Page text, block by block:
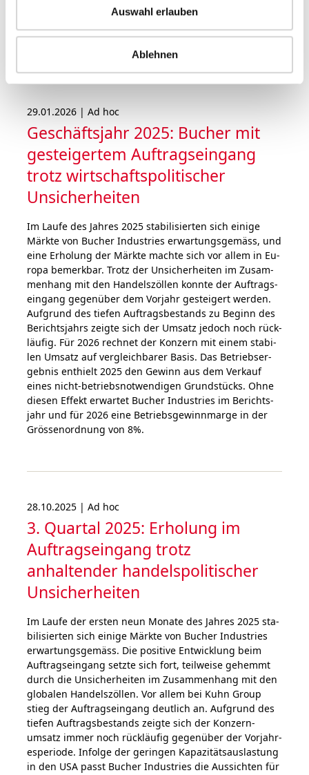
Auswahl erlauben
Ablehnen
beendet wer­den. Der Ver­wal­tungs­rat gibt zudem
einen Wechsel des Ver­wal­tungs­rats­präsi­denten
bekannt.
29.01.2026 | Ad hoc
Geschäftsjahr 2025: Bucher mit
gestei­ger­tem Auf­trags­ein­gang
trotz wirt­schafts­politi­scher
Unsicher­heiten
Im Lau­fe des Jah­res 2025 sta­bi­li­sier­ten sich ei­ni­ge
Märk­te von Bu­cher In­dus­tries er­war­tungs­ge­mäss, und
ei­ne Erho­lung der Märk­te mach­te sich vor al­lem in Eu­
ro­pa be­merk­bar. Trotz der Un­si­cher­hei­ten im Zu­sam­
men­hang mit den Han­dels­z­öl­len konn­te der Auf­trags­
ein­gang ge­gen­über dem Vor­jahr ge­stei­gert wer­den.
Auf­grund des tie­fen Auf­trags­be­stands zu Be­ginn des
Be­richts­jahrs zeig­te sich der Um­satz je­doch noch rück­
läu­fig. Für 2026 rech­net der Kon­zern mit ei­nem sta­bi­
len Um­satz auf ver­gleich­ba­rer Ba­sis. Das Be­triebs­er­
geb­nis ent­hielt 2025 den Ge­winn aus dem Ver­kauf
eines nicht-be­triebs­not­wen­di­gen Grund­stücks. Ohne
die­sen Effekt er­war­tet Bu­cher In­dus­tries im Berichts­
jahr und für 2026 ei­ne Be­triebs­ge­winn­mar­ge in der
Grös­sen­ord­nung von 8%.
28.10.2025 | Ad hoc
3. Quartal 2025: Erholung im
Auftragseingang trotz
anhaltender handelspolitischer
Unsicherheiten
Im Laufe der ersten neun Mona­te des Jahres 2025 sta­
bi­li­sier­ten sich einige Märk­te von Bucher Industries
erwar­tungs­gemäss. Die posi­tive Ent­wick­lung beim
Auf­trags­ein­gang setzte sich fort, teilweise gehemmt
durch die Unsi­cher­hei­ten im Zusam­men­hang mit den
glo­ba­len Han­dels­zöl­len. Vor allem bei Kuhn Group
stieg der Auf­trags­ein­gang deut­lich an. Auf­grund des
tiefen Auf­trags­be­stands zeigte sich der Kon­zern­
umsatz immer noch rück­läufig gegen­über der Vor­jahr­
es­peri­ode. Infolge der geringen Kapa­zitäts­aus­las­tung
in den USA passt Bucher Industries die Aus­sichten für